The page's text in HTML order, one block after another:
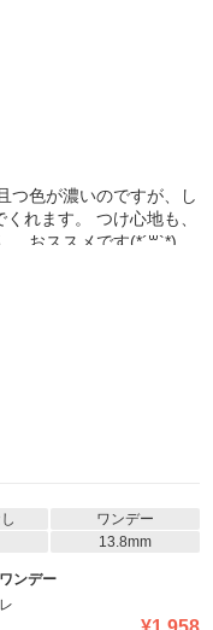
つ色が濃いのですが、し
れます。 つけ心地も、
おススメです(*´꒳`*)
ワンデー
13.8mm
ンデー